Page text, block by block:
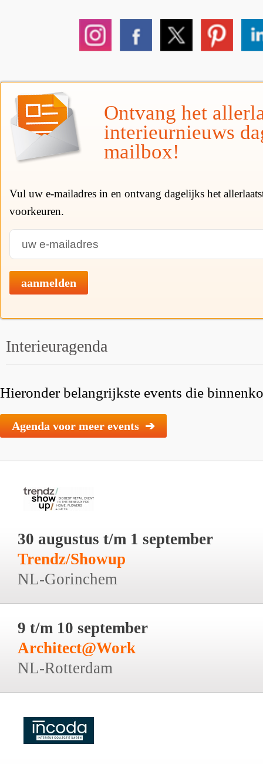
Ontvang het
interieurnieuws
mailbox!
Vul uw e-mailadres in en ontvang dagelijks het
voorkeuren.
aanmelden
Interieuragenda
Hieronder belangrijkste events die
Agenda voor meer events ➔
30 augustus t/m 1 september
Trendz/Showup
NL-Gorinchem
9 t/m 10 september
Architect@Work
NL-Rotterdam